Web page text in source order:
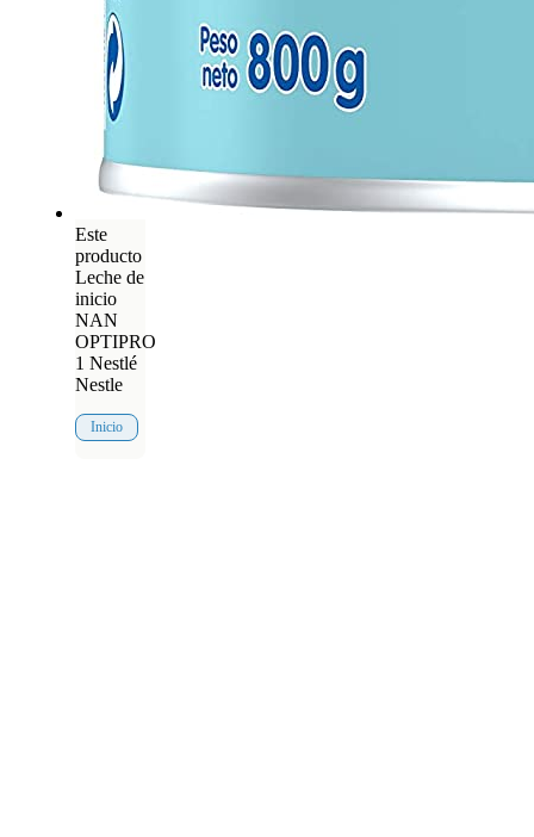
Este
producto
Leche de
inicio
NAN
OPTIPRO
1 Nestlé
Nestle
Inicio